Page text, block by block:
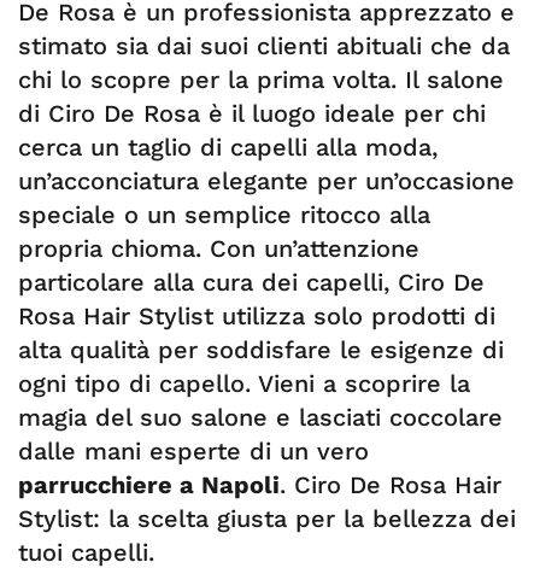
De Rosa è un professionista apprezzato e
stimato sia dai suoi clienti abituali che da
chi lo scopre per la prima volta. Il salone
di Ciro De Rosa è il luogo ideale per chi
cerca un taglio di capelli alla moda,
un’acconciatura elegante per un’occasione
speciale o un semplice ritocco alla
propria chioma. Con un’attenzione
particolare alla cura dei capelli, Ciro De
Rosa Hair Stylist utilizza solo prodotti di
alta qualità per soddisfare le esigenze di
ogni tipo di capello. Vieni a scoprire la
magia del suo salone e lasciati coccolare
dalle mani esperte di un vero
parrucchiere a Napoli. Ciro De Rosa Hair
Stylist: la scelta giusta per la bellezza dei
tuoi capelli.